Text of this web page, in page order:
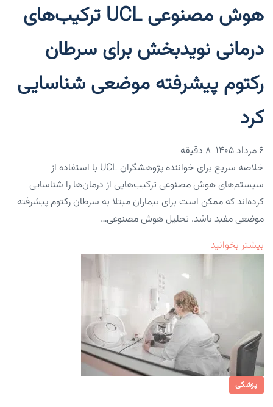
هوش مصنوعی UCL ترکیب‌های
درمانی نویدبخش برای سرطان
رکتوم پیشرفته موضعی شناسایی
کرد
۶ مرداد ۱۴۰۵
خلاصه سریع برای خواننده پژوهشگران UCL با استفاده از
سیستم‌های هوش مصنوعی ترکیب‌هایی از درمان‌ها را شناسایی
کرده‌اند که ممکن است برای بیماران مبتلا به سرطان رکتوم پیشرفته
موضعی مفید باشد. تحلیل هوش مصنوعی…
بیشتر بخوانید
پزشکی